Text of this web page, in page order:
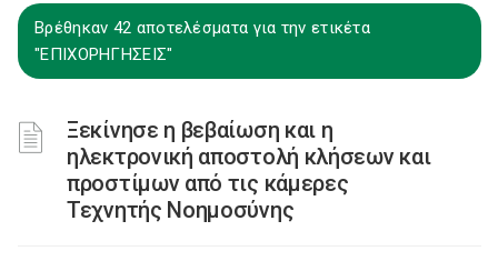
Βρέθηκαν 42 αποτελέσματα για την ετικέτα
"ΕΠΙΧΟΡΗΓΗΣΕΙΣ"
Ξεκίνησε η βεβαίωση και η
ηλεκτρονική αποστολή κλήσεων και
προστίμων από τις κάμερες
Τεχνητής Νοημοσύνης